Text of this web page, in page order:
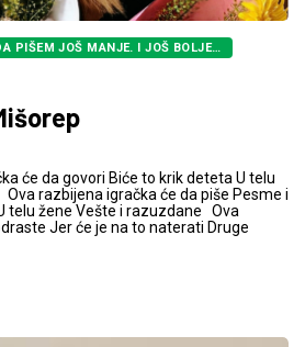
PIŠEM JOŠ MANJE. I JOŠ BOLJE…
će da govori Biće to krik deteta U telu
razbijena igračka će da piše Pesme i
telu žene Vešte i razuzdane Ova
Jer će je na to naterati Druge